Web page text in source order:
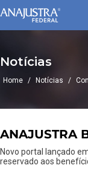
Notícias
Home / Notícias /
ANAJUSTRA
Novo portal lançado
reservado aos